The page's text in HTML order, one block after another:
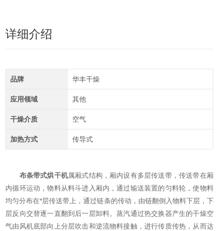
详细介绍
品牌 华丰干燥
应用领域 其他
干燥介质 空气
加热方式 传导式
布条带式烘干机属厢式结构，厢内设有多层传送带，传送带在厢
内循环运动，物料从料斗进入厢内，通过输送装置的匀料轮，使物料
均匀分布在*层传送带上，通过链条的传动，由链翻倒入物料下层，下
层反向交替逐一直翻到后一层卸料。蒸汽通过热交换器产生的干燥空
气由风机底部向上分层吹击和逆流物料接触，进行传质传热，从而达